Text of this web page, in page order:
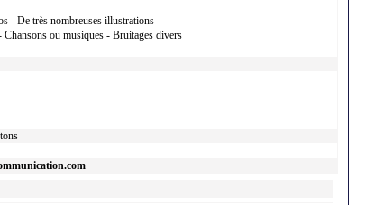
- De très nombreuses illustrations
Chansons ou musiques - Bruitages divers